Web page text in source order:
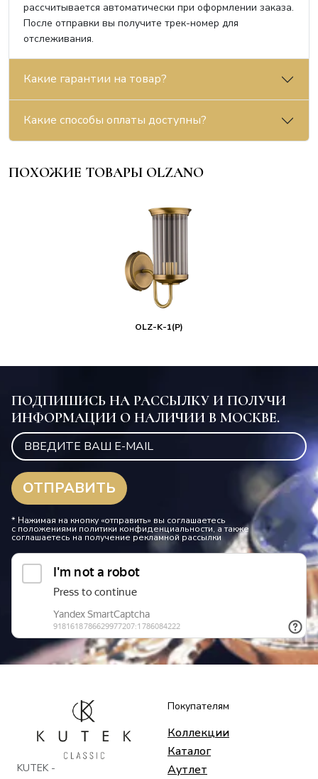
рассчитывается автоматически при оформлении заказа.
После отправки вы получите трек-номер для
отслеживания.
Какие гарантии на товар?
Какие способы оплаты доступны?
ПОХОЖИЕ ТОВАРЫ OLZANO
OLZ-K-1(P)
ПОДПИШИСЬ НА РАССЫЛКУ И ПОЛУЧИ
ИНФОРМАЦИИ О НАЛИЧИИ В МОСКВЕ.
* Нажимая на кнопку «отправить» вы соглашаетесь
с положениями политики конфиденциальности, а также
соглашаетесь на получение рекламной рассылки
KUTEK -
Покупателям
Коллекции
Каталог
Аутлет